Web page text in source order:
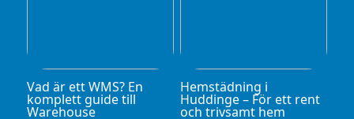
Vad är ett WMS? En
komplett guide till
Warehouse
Hemstädning i
Huddinge – För ett rent
och trivsamt hem